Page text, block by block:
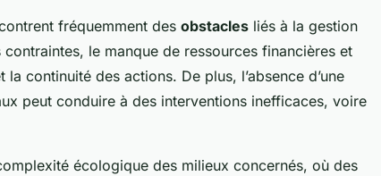
fréquemment des obstacles liés à la gestion
le manque de ressources financières et
continuité des actions. De plus, l’absence d’une
peut conduire à des interventions inefficaces, voire
écologique des milieux concernés, où des